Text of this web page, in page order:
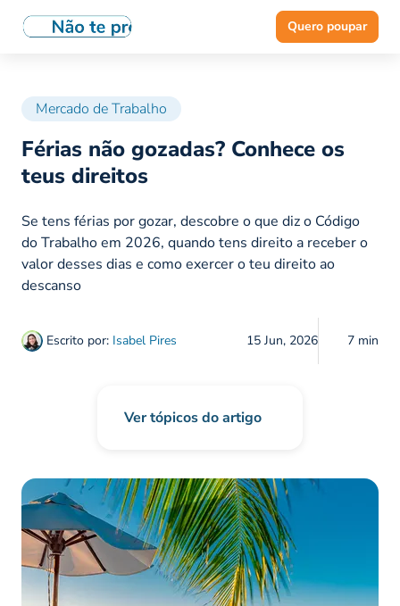
Quero poupar
Mercado de Trabalho
Férias não gozadas? Conhece os
teus direitos
Escrito por: Isabel Pires 15 Jun, 2026 7 min
Se tens férias por gozar, descobre o que diz o Código
do Trabalho em 2026, quando tens direito a receber o
valor desses dias e como exercer o teu direito ao
descanso
Ver tópicos do artigo